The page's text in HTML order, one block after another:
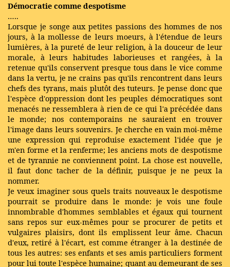
Démocratie comme despotisme
…..
Lorsque je songe aux petites passions des hommes de nos
jours, à la mollesse de leurs moeurs, à l'étendue de leurs
lumières, à la pureté de leur religion, à la douceur de leur
morale, à leurs habitudes laborieuses et rangées, à la
retenue qu'ils conservent presque tous dans le vice comme
dans la vertu, je ne crains pas qu'ils rencontrent dans leurs
chefs des tyrans, mais plutôt des tuteurs. Je pense donc que
l'espèce d'oppression dont les peuples démocratiques sont
menacés ne ressemblera à rien de ce qui l'a précédée dans
le monde; nos contemporains ne sauraient en trouver
l'image dans leurs souvenirs. Je cherche en vain moi-même
une expression qui reproduise exactement l'idée que je
m'en forme et la renferme; les anciens mots de despotisme
et de tyrannie ne conviennent point. La chose est nouvelle,
il faut donc tacher de la définir, puisque je ne peux la
nommer.
Je veux imaginer sous quels traits nouveaux le despotisme
pourrait se produire dans le monde: je vois une foule
innombrable d'hommes semblables et égaux qui tournent
sans repos sur eux-mêmes pour se procurer de petits et
vulgaires plaisirs, dont ils emplissent leur âme. Chacun
d'eux, retiré à l'écart, est comme étranger à la destinée de
tous les autres: ses enfants et ses amis particuliers forment
pour lui toute l'espèce humaine; quant au demeurant de ses